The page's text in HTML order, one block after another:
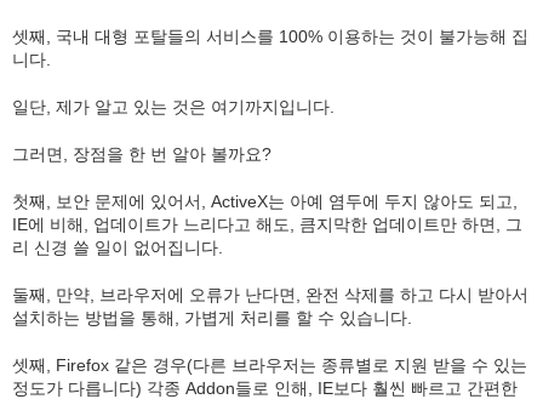
셋째, 국내 대형 포탈들의 서비스를 100% 이용하는 것이 불가능해 집
니다.
일단, 제가 알고 있는 것은 여기까지입니다.
그러면, 장점을 한 번 알아 볼까요?
첫째, 보안 문제에 있어서, ActiveX는 아예 염두에 두지 않아도 되고,
IE에 비해, 업데이트가 느리다고 해도, 큼지막한 업데이트만 하면, 그
리 신경 쓸 일이 없어집니다.
둘째, 만약, 브라우저에 오류가 난다면, 완전 삭제를 하고 다시 받아서
설치하는 방법을 통해, 가볍게 처리를 할 수 있습니다.
셋째, Firefox 같은 경우(다른 브라우저는 종류별로 지원 받을 수 있는
정도가 다릅니다) 각종 Addon들로 인해, IE보다 훨씬 빠르고 간편한